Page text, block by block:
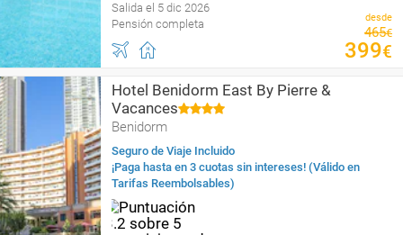
Salida el 5 dic 2026
Pensión completa
desde
465€
399€
Hotel Benidorm East By Pierre &
Vacances
Benidorm
Seguro de Viaje Incluido
¡Paga hasta en 3 cuotas sin intereses! (Válido en
Tarifas Reembolsables)